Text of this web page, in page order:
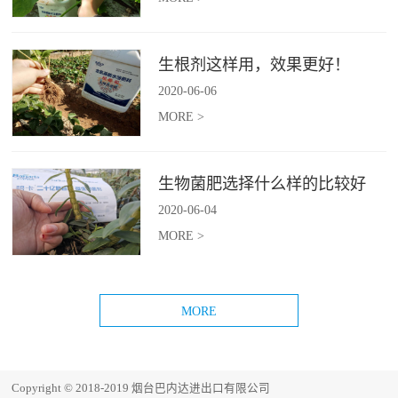
生根剂这样用，效果更好！
2020-06-06
MORE >
生物菌肥选择什么样的比较好
2020-06-04
MORE >
Copyright © 2018-2019 烟台巴内达进出口有限公司